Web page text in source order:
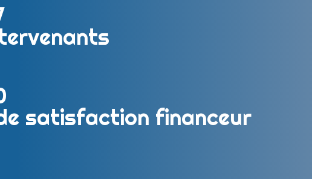
satisfaction financeur